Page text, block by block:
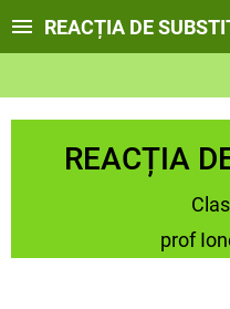
REACȚIA DE
REACȚIA
prof